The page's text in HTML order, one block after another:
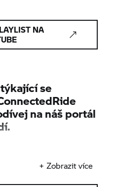
NA
se
na náš portál
+ Zobrazit více